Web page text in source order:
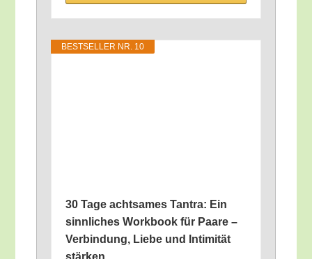
BEST­SEL­LER NR. 10
30 Tage acht­sa­mes Tan­tra: Ein
sinn­li­ches Work­book für Paa­re –
Ver­bin­dung, Lie­be und Inti­mi­tät
stärken